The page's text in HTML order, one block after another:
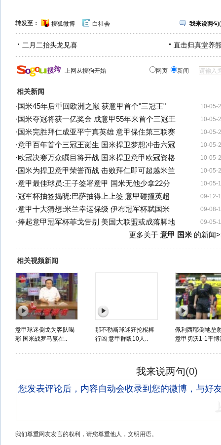
转发至： 搜狐微博 白社会 我来说两句(
二月二抬头龙见喜 直击归真堂养
上网从搜狗开始 网页 新闻
相关新闻
10-05-
· 国米45年后重回欧洲之巅 获意甲首个"三冠王"
10-05-
· 国米夺冠将获一亿奖金 成意甲55年来首个三冠王
10-05-
· 国米完胜拜仁成亚平宁真英雄 意甲保住第三联赛
10-05-
·意甲百年首个三冠王诞生 国米捍卫梦想冲击六冠
10-05-
·欧冠决赛万众瞩目将开战 国米捍卫意甲欧冠资格
10-05-
· 国米为捍卫意甲荣誉而战 击败拜仁即可超越米兰
10-05-
·意甲最佳球员:王子签署意甲 国米无他少拿22分
09-12-
·冠军杯抽签揭晓:巴萨抽得上上签 意甲碰撞英超
09-08-
·意甲十大猜想:米兰幸运保级 伊布冠军杯弑国米
09-05-
·捧起意甲冠军杯菲戈告别 美国大联盟或成落脚地
更多关于 意甲 国米的新闻
相关视频新闻
意甲球迷倒戈为客队喝
彩 国米战罗马赢在..
那不勒斯球迷狂抡棍棒
行凶 意甲群殴10人..
佩利西耶倒地垫
意甲切沃1-1平博
我来说两句(0)
我们尊重网友发言的权利，请您尊重他人，文明用语。